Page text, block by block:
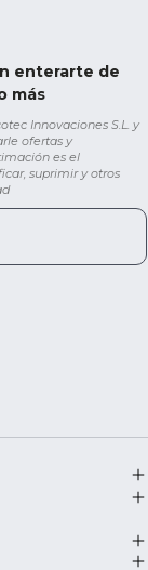
enterarte de
más
Innovaciones S.L. y
ofertas y
es el
suprimir y otros